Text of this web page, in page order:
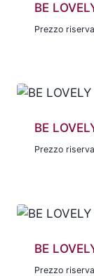
BE
Prezzo
BE
Prezzo
BE
Prezzo